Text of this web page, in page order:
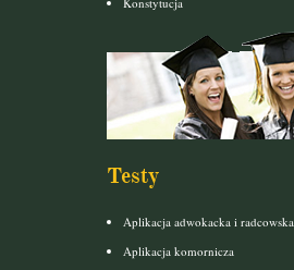
Testy
Aplikacja adwokacka i radcowska
Aplikacja komornicza